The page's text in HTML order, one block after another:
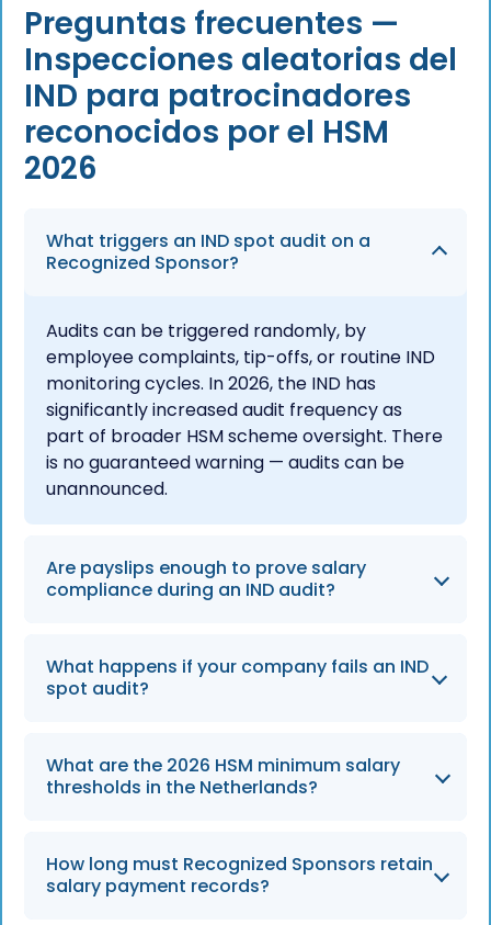
Preguntas frecuentes —
Inspecciones aleatorias del
IND para patrocinadores
reconocidos por el HSM
2026
What triggers an IND spot audit on a
Recognized Sponsor?
Audits can be triggered randomly, by
employee complaints, tip-offs, or routine IND
monitoring cycles. In 2026, the IND has
significantly increased audit frequency as
part of broader HSM scheme oversight. There
is no guaranteed warning — audits can be
unannounced.
Are payslips enough to prove salary
compliance during an IND audit?
No. From January 1, 2026, payslips alone are
no longer sufficient. You must also retain bank
account in the employee's own name each
month.
What happens if your company fails an IND
spot audit?
Consequences range from a written warning
to immediate suspension or revocation of
existing sponsored employees' residence
permits at risk.
What are the 2026 HSM minimum salary
thresholds in the Netherlands?
From January 1, 2026, the minimum gross
monthly salary for HSM employees aged 30
How long must Recognized Sponsors retain
salary payment records?